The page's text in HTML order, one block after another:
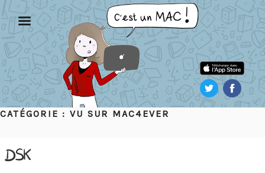
Aller
au
contenu
principal
CATÉGORIE : VU SUR MAC4EVER
DSK